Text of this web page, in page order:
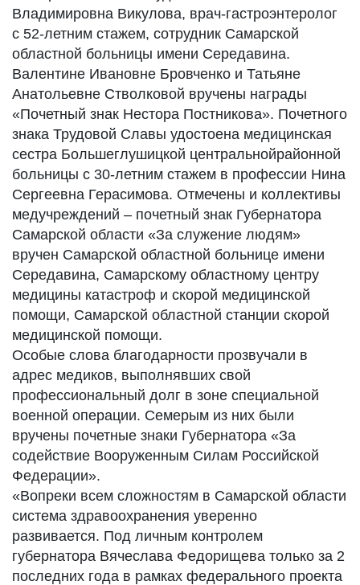
Владимировна Викулова, врач-гастроэнтеролог
с 52-летним стажем, сотрудник Самарской
областной больницы имени Середавина.
Валентине Ивановне Бровченко и Татьяне
Анатольевне Стволковой вручены награды
«Почетный знак Нестора Постникова». Почетного
знака Трудовой Славы удостоена медицинская
сестра Большеглушицкой центральнойрайонной
больницы с 30-летним стажем в профессии Нина
Сергеевна Герасимова. Отмечены и коллективы
медучреждений – почетный знак Губернатора
Самарской области «За служение людям»
вручен Самарской областной больнице имени
Середавина, Самарскому областному центру
медицины катастроф и скорой медицинской
помощи, Самарской областной станции скорой
медицинской помощи.
Особые слова благодарности прозвучали в
адрес медиков, выполнявших свой
профессиональный долг в зоне специальной
военной операции. Семерым из них были
вручены почетные знаки Губернатора «За
содействие Вооруженным Силам Российской
Федерации».
«Вопреки всем сложностям в Самарской области
система здравоохранения уверенно
развивается. Под личным контролем
губернатора Вячеслава Федорищева только за 2
последних года в рамках федерального проекта